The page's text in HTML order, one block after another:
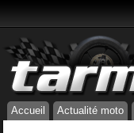
Accueil Actualité moto